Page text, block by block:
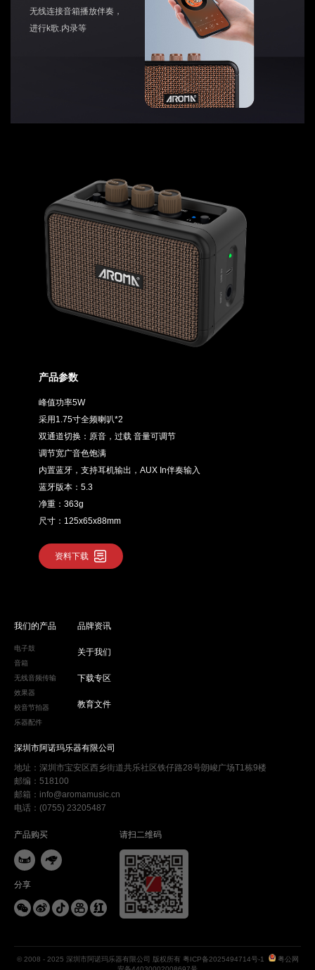
无线连接音箱播放伴奏，
进行k歌.内录等
产品参数
峰值功率5W
采用1.75寸全频喇叭*2
双通道切换：原音，过载 音量可调节
调节宽广音色饱满
内置蓝牙，支持耳机输出，AUX In伴奏输入
蓝牙版本：5.3
净重：363g
尺寸：125x65x88mm
资料下载
我们的产品
电子鼓
音箱
无线音频传输
效果器
校音节拍器
乐器配件
品牌资讯
关于我们
下载专区
教育文件
深圳市阿诺玛乐器有限公司
地址：深圳市宝安区西乡街道共乐社区铁仔路28号朗峻广场T1栋9楼
邮编：518100
邮箱：info@aromamusic.cn
电话：(0755) 23205487
产品购买
 
分享
    
请扫二维码
© 2008 - 2025 深圳市阿诺玛乐器有限公司 版权所有 粤ICP备2025494714号-1
粤公网